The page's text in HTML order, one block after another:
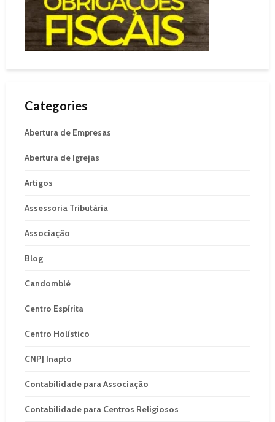
Categories
Abertura de Empresas
Abertura de Igrejas
Artigos
Assessoria Tributária
Associação
Blog
Candomblé
Centro Espírita
Centro Holístico
CNPJ Inapto
Contabilidade para Associação
Contabilidade para Centros Religiosos